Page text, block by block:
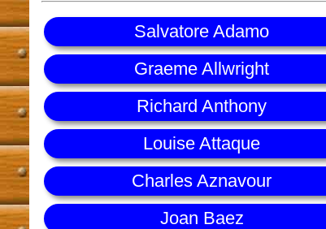
Salvatore Adamo
Graeme Allwright
Richard Anthony
Louise Attaque
Charles Aznavour
Joan Baez